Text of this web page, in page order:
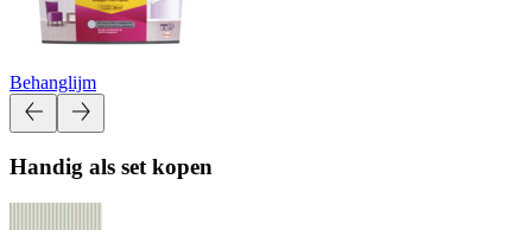
Behanglijm
Handig als set kopen